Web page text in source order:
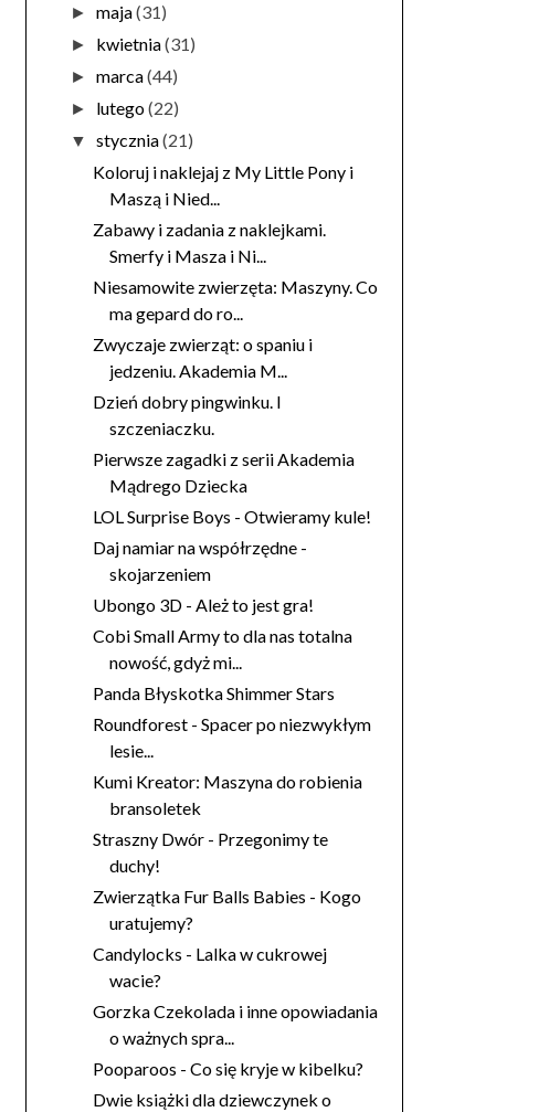
►maja(31)
► kwietnia(31)
►marca(44)
► lutego(22)
▼stycznia(21)
Koloruj i naklejaj z My Little Pony i
Maszą i Nied...
Zabawy i zadania z naklejkami.
Smerfy i Masza i Ni...
Niesamowite zwierzęta: Maszyny. Co
ma gepard do ro...
Zwyczaje zwierząt: o spaniu i
jedzeniu. Akademia M...
Dzień dobry pingwinku. I
szczeniaczku.
Pierwsze zagadki z serii Akademia
Mądrego Dziecka
LOL Surprise Boys - Otwieramy kule!
Daj namiar na współrzędne -
skojarzeniem
Ubongo 3D - Ależ to jest gra!
Cobi Small Army to dla nas totalna
nowość, gdyż mi...
Panda Błyskotka Shimmer Stars
Roundforest - Spacer po niezwykłym
lesie...
Kumi Kreator: Maszyna do robienia
bransoletek
Straszny Dwór - Przegonimy te
duchy!
Zwierzątka Fur Balls Babies - Kogo
uratujemy?
Candylocks - Lalka w cukrowej
wacie?
Gorzka Czekolada i inne opowiadania
o ważnych spra...
Pooparoos - Co się kryje w kibelku?
Dwie książki dla dziewczynek o